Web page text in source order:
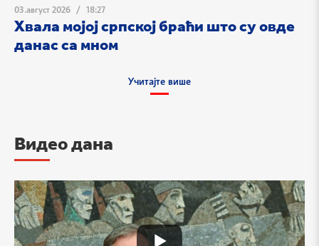
03.август 2026 / 18:27
Хвала мојој српској браћи што су овде
данас са мном
Учитајте више
Видео дана